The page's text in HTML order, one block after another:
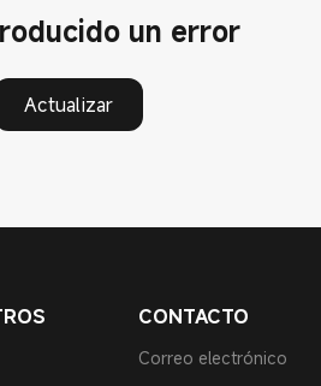
un error
Actualizar
CONTACTO
Correo electrónico